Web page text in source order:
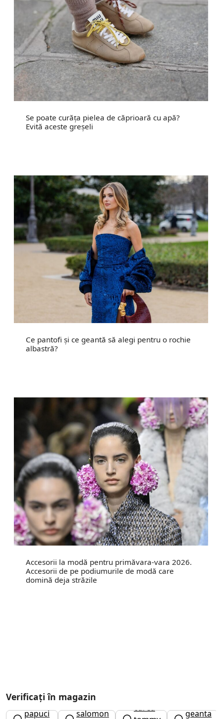
Se poate curăța pielea de căprioară cu apă?
Evită aceste greșeli
Ce pantofi și ce geantă să alegi pentru o rochie
albastră?
Accesorii la modă pentru primăvara-vara 2026.
Accesorii de pe podiumurile de modă care
domină deja străzile
Verificați în magazin
papuci
salomon
curea
geanta